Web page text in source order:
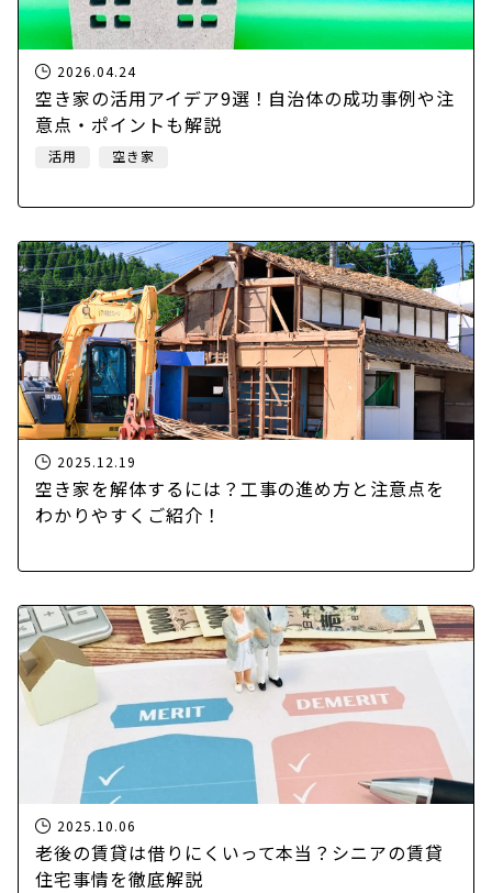
2026.04.24
空き家の活用アイデア9選！自治体の成功事例や注
意点・ポイントも解説
活用 空き家
2025.12.19
空き家を解体するには？工事の進め方と注意点を
わかりやすくご紹介！
2025.10.06
老後の賃貸は借りにくいって本当？シニアの賃貸
住宅事情を徹底解説